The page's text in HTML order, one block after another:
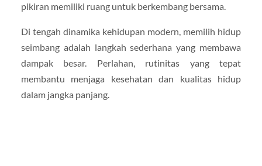
pikiran memiliki ruang untuk berkembang bersama.
Di tengah dinamika kehidupan modern, memilih hidup
seimbang adalah langkah sederhana yang membawa
dampak besar. Perlahan, rutinitas yang tepat
membantu menjaga kesehatan dan kualitas hidup
dalam jangka panjang.